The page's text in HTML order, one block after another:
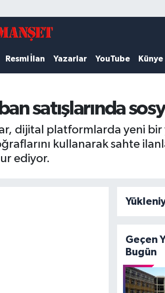
Resmi İlan Yazarlar YouTube Künye
satışlarında
dijital platformlarda yeni
kullanarak sahte
ediyor.
Geçen
Bugün